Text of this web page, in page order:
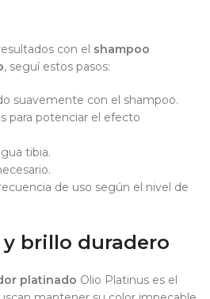
con el shampoo
, seguí estos pasos:
suavemente con el shampoo.
para potenciar el efecto
tibia.
de uso según el nivel de
brillo duradero
platinado Olio Platinus es el